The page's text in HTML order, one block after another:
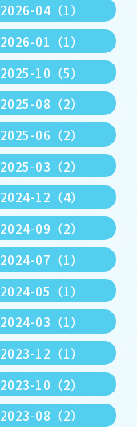
2026-04（1）
2026-01（1）
2025-10（5）
2025-08（2）
2025-06（2）
2025-03（2）
2024-12（4）
2024-09（2）
2024-07（1）
2024-05（1）
2024-03（1）
2023-12（1）
2023-10（2）
2023-08（2）